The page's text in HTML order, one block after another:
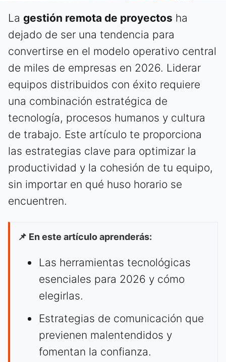
La gestión remota de proyectos ha
dejado de ser una tendencia para
convertirse en el modelo operativo central
de miles de empresas en 2026. Liderar
equipos distribuidos con éxito requiere
una combinación estratégica de
tecnología, procesos humanos y cultura
de trabajo. Este artículo te proporciona
las estrategias clave para optimizar la
productividad y la cohesión de tu equipo,
sin importar en qué huso horario se
encuentren.
📌 En este artículo aprenderás:
Las herramientas tecnológicas
esenciales para 2026 y cómo
elegirlas.
Estrategias de comunicación que
previenen malentendidos y
fomentan la confianza.